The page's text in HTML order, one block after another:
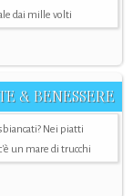
dai mille volti
& BENESSERE
Nei piatti
un mare di trucchi